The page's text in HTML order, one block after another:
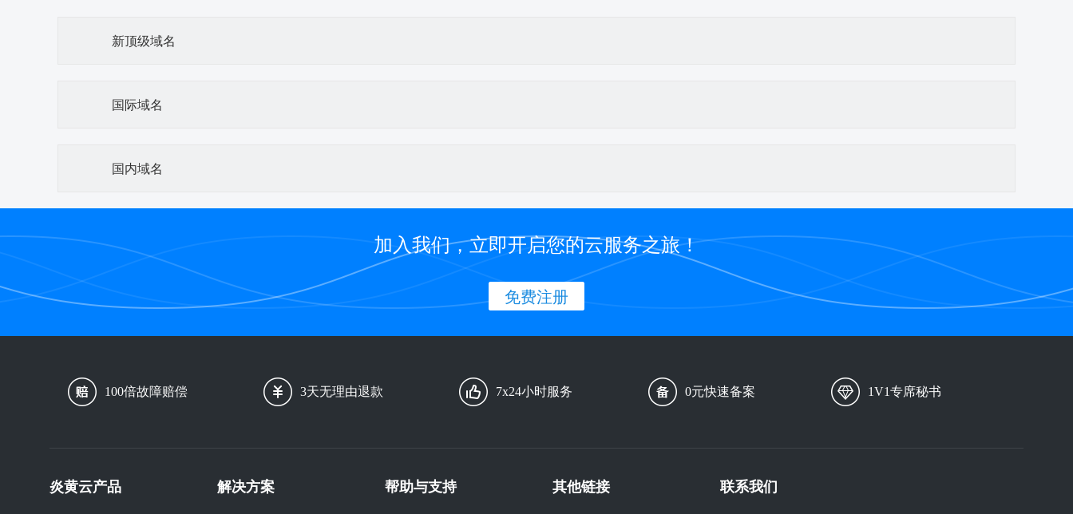
新顶级域名
国际域名
国内域名
加入我们，立即开启您的云服务之旅！
免费注册
100倍故障赔偿 3天无理由退款 7x24小时服务 0元快速备案 1V1专席秘书
炎黄云产品 解决方案 帮助与支持 其他链接 联系我们